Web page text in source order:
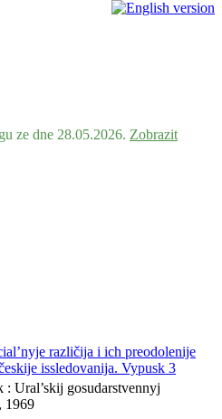
ze dne 28.05.2026. Zobrazit
različija i ich preodolenije
issledovanija. Vypusk 3
: Ural’skij gosudarstvennyj
1969